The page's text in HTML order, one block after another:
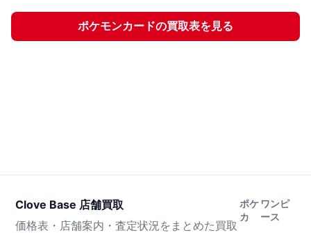
ポケモンカードの買取表を見る
Clove Base 店舗買取
価格表・店舗案内・査定状況をまとめた買取
ポケ
カ
ワンピ
ース